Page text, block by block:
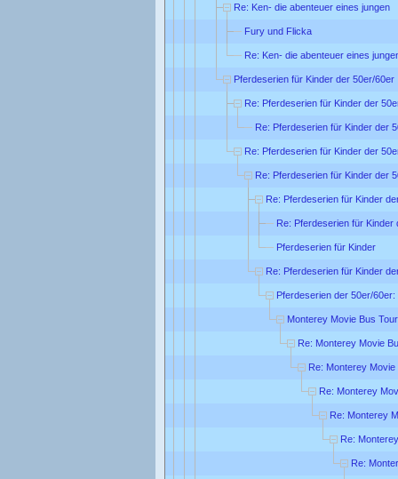
Re: Ken- die abenteuer eines jungen
Fury und Flicka
Re: Ken- die abenteuer eines
Pferdeserien für Kinder der 50er/
Re: Pferdeserien für Kinder der
Re: Pferdeserien für Kinder der
Re: Pferdeserien für Kinder der
Re: Pferdeserien für Kinder der
Re: Pferdeserien für Kinder
Re: Pferdeserien für
Pferdeserien für Kinder
Re: Pferdeserien für Kinder
Pferdeserien der 50er/60er:
Monterey Movie Bus Tour
Re: Monterey Movie
Re: Monterey Movie
Re: Monterey
Re: Monterey
Re:
Re: